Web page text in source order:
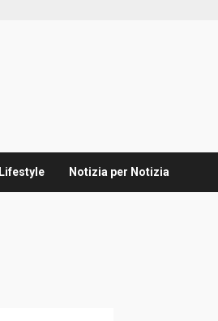
Lifestyle Notizia per Notizia